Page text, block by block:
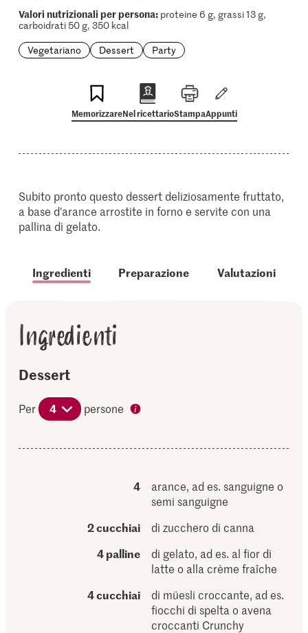
Valori nutrizionali per persona:proteine 6 g, grassi 13 g,
carboidrati 50 g, 350 kcal
Vegetariano
Dessert Party
MemorizzareNel ricettarioStampaAppunti
Subito pronto questo dessert deliziosamente fruttato,
a base d'arance arrostite in forno e servite con una
pallina di gelato.
Ingredienti Preparazione Valutazioni
Ingredienti
Dessert
Per 4 persone
4
arance, ad es. sanguigne o
semi sanguigne
2 cucchiai
di zucchero di canna
4 palline
di gelato, ad es. al fior di
latte o alla crème fraîche
4 cucchiai
di müesli croccante, ad es.
fiocchi di spelta o avena
croccanti Crunchy